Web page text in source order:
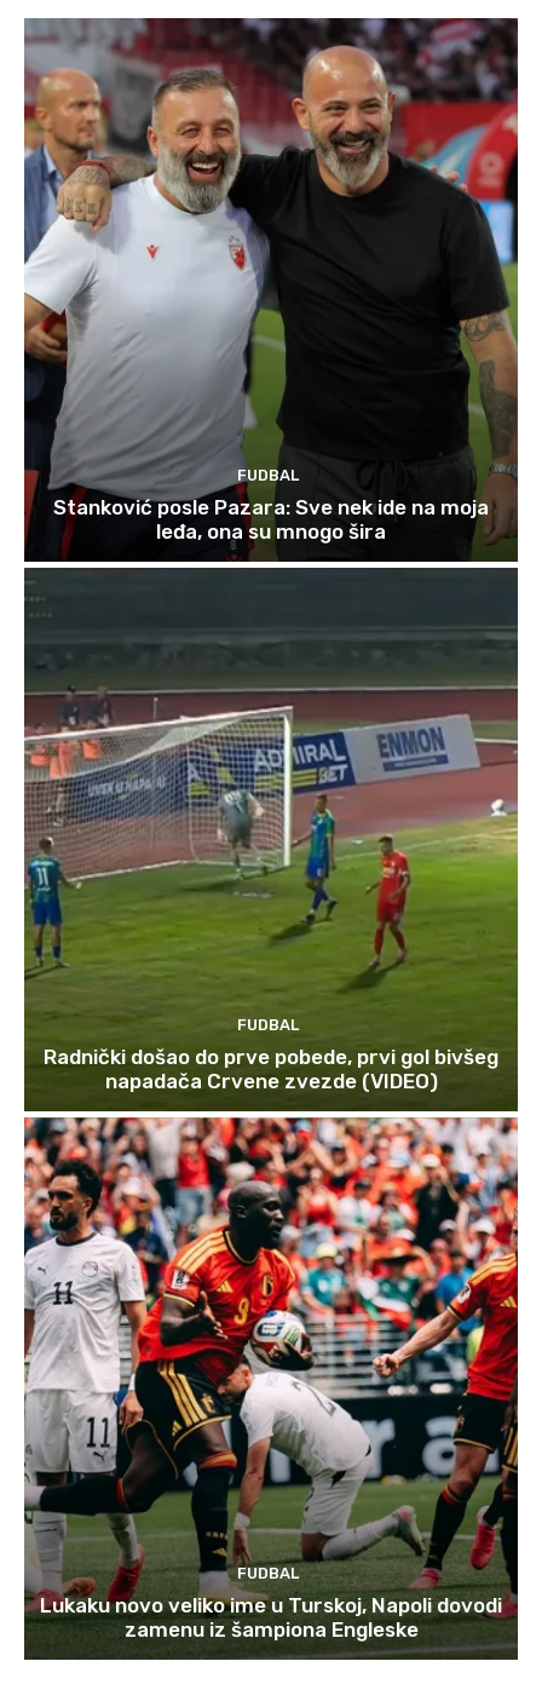
FUDBAL
Stanković posle Pazara: Sve nek ide na moja
leđa, ona su mnogo šira
FUDBAL
Radnički došao do prve pobede, prvi gol bivšeg
napadača Crvene zvezde (VIDEO)
FUDBAL
Lukaku novo veliko ime u Turskoj, Napoli dovodi
zamenu iz šampiona Engleske